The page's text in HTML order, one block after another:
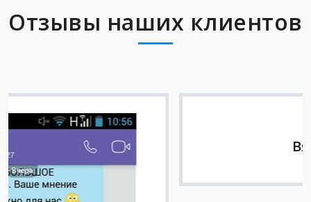
Отзывы наших клиентов
Вячеслав